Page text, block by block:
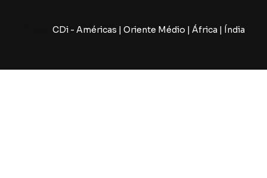
CDi - Américas | Oriente Médio | África | Índia